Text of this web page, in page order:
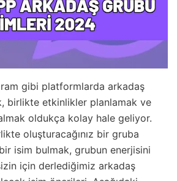
gibi platformlarda arkadaş
birlikte etkinlikler planlamak ve
oldukça kolay hale geliyor.
oluşturacağınız bir gruba
bir isim bulmak, grubun enerjisini
için derlediğimiz arkadaş